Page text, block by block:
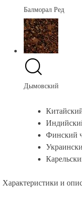
Балморал Ред
Дымовский
Финский
Характеристики и